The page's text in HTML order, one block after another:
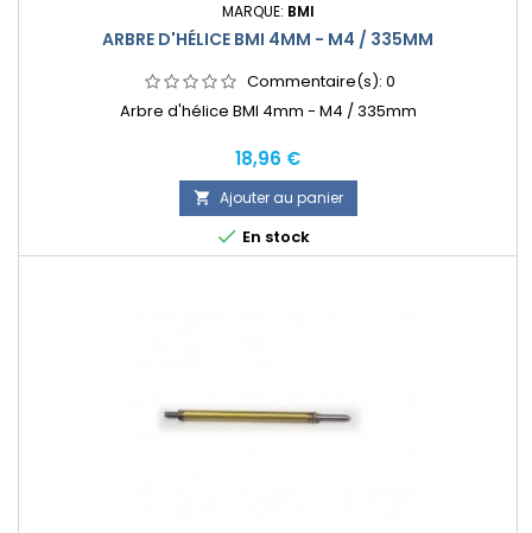
MARQUE: BMI
ARBRE D'HÉLICE BMI 4MM - M4 / 335MM
Commentaire(s): 0
Arbre d'hélice BMI 4mm - M4 / 335mm
Prix
18,96 €
 Ajouter au panier
 En stock